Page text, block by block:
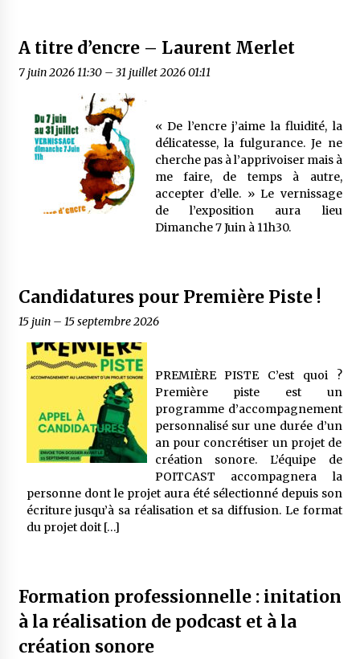
A titre d’encre – Laurent Merlet
7 juin 2026 11:30– 31 juillet 2026 01:11
« De l’encre j’aime la fluidité, la
délicatesse, la fulgurance. Je ne
cherche pas à l’apprivoiser mais à
me faire, de temps à autre,
accepter d’elle. » Le vernissage
de l’exposition aura lieu
Dimanche 7 Juin à 11h30.
Candidatures pour Première Piste !
15 juin– 15 septembre 2026
PREMIÈRE PISTE C’est quoi ?
Première piste est un
programme d’accompagnement
personnalisé sur une durée d’un
an pour concrétiser un projet de
création sonore. L’équipe de
POITCAST accompagnera la
personne dont le projet aura été sélectionné depuis son
écriture jusqu’à sa réalisation et sa diffusion. Le format
du projet doit […]
Formation professionnelle : initation
à la réalisation de podcast et à la
création sonore